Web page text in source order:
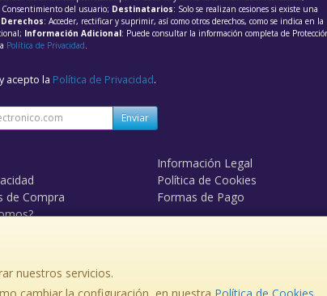
nuestros servicios.
Consentimiento del usuario; Destinatarios: Solo se realizan cesiones si existe una
Derechos: Acceder, rectificar y suprimir, así como otros derechos, como se indica en la
Información Adicional: Puede consultar la información completa de
Política de Privacidad
acepto la Política de Privacidad.
Enviar
Información Legal
Política de Cookies
de Compra
Formas de Pago
, , , , España. - C.I.F.: B84095611 - Tfno: